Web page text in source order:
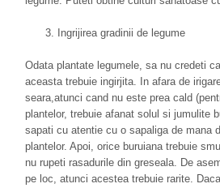
Ingrijirea gradinii de legume
Odata plantate legumele, sa nu credeti
aceasta trebuie ingirjita. In afara de
seara,atunci cand nu este prea cald
plantelor, trebuie afanat solul si jumulite
sapati cu atentie cu o sapaliga de mana
plantelor. Apoi, orice buruiana trebuie
nu rupeti rasadurile din greseala. De
pe loc, atunci acestea trebuie rarite.